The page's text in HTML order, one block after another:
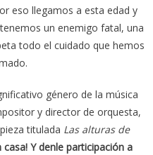
eso llegamos a esta edad y
un enemigo fatal, una
todo el cuidado que hemos
género de la música
y director de orquesta,
titulada Las alturas de
casa! Y denle participación a